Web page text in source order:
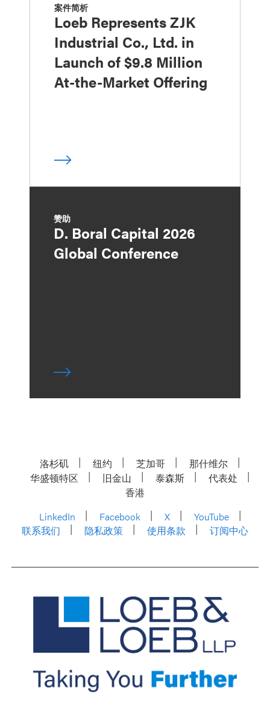
案件简析
Loeb Represents ZJK
Industrial Co., Ltd. in
Launch of $9.8 Million
At-the-Market Offering
赞助
D. Boral Capital 2026
Global Conference
洛杉矶 纽约 芝加哥
那什维尔
华盛顿特区
旧金山 泰森斯
代表处
香港
LinkedIn
Facebook X
YouTube
联系我们
隐私政策 使用条款 订阅中心